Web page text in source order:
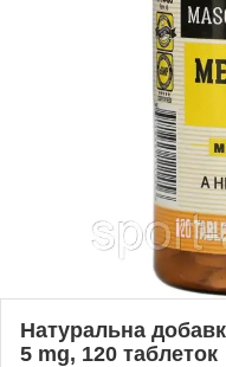
Натуральна
5 mg, 120 таблеток